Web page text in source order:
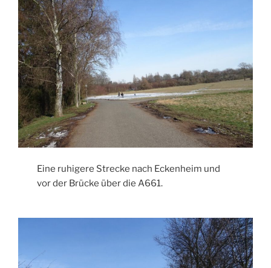
Eine ruhigere Strecke nach Eckenheim und
vor der Brücke über die A661.